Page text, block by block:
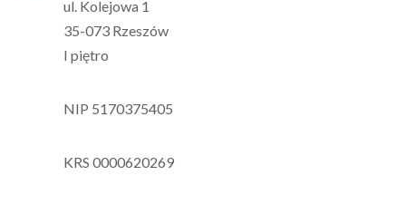
ul. Kolejowa 1
35-073 Rzeszów
I piętro
NIP 5170375405
KRS 0000620269